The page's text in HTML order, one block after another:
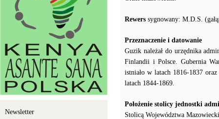
Newsletter
Rewers sygnowany: M.D.S.
Przeznaczenie i datowanie
Guzik należał do urzędnika
Finlandii i Polsce. Gubernia
istniało w latach 1816-1837
latach 1844-1869.
Położenie stolicy jednostki
Stolicą Województwa